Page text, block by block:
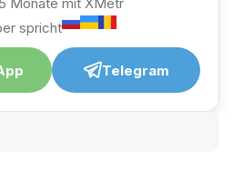
spricht
Telegram